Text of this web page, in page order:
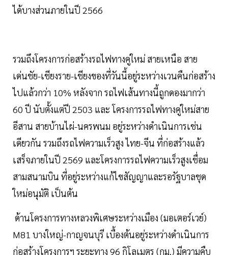
ได้บางส่วนภายในปี 2566
รวมถึงโครงการก่อสร้างรถไฟทางคู่ใหม่ สายเหนือ สาย
เด่นชัย-เชียงราย-เชียงของที่วันนี้อยู่ระหว่างเวนคืนก่อสร้าง
ไปแล้วกว่า 10% หลังจาก รถไฟเส้นทางนี้ถูกดองมากว่า
60 ปี นับตั้งแต่ปี 2503 และ โครงการรถไฟทางคู่ใหม่สาย
อีสาน สายบ้านไผ่-นครพนม อยู่ระหว่างดำเนินการเช่น
เดียวกัน รวมถึงรถไฟความเร็วสูง ไทย-จีน ที่ก่อสร้างแล้ว
เสร็จภายในปี 2569 และโครงการรถไฟความเร็วสูงเชื่อม
สามสนามบิน ที่อยู่ระหว่างแก้ไขสัญญาและรอรัฐบาลชุด
ใหม่อนุมัติ เป็นต้น
ด้านโครงการทางหลวงพิเศษระหว่างเมือง (มอเตอร์เวย์)
M81 บางใหญ่-กาญจนบุรี เบื้องต้นอยู่ระหว่างดำเนินการ
ก่อสร้างโครงการฯ ระยะทาง 96 กิโลเมตร (กม.) มีความคืบ